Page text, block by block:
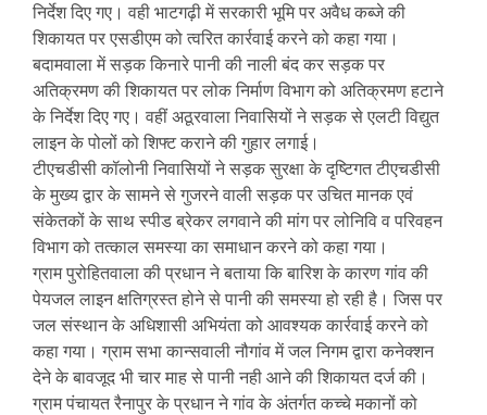
निर्देश दिए गए। वही भाटगढ़ी में सरकारी भूमि पर अवैध कब्जे की
शिकायत पर एसडीएम को त्वरित कार्रवाई करने को कहा गया।
बदामवाला में सड़क किनारे पानी की नाली बंद कर सड़क पर
अतिक्रमण की शिकायत पर लोक निर्माण विभाग को अतिक्रमण हटाने
के निर्देश दिए गए। वहीं अठूरवाला निवासियों ने सड़क से एलटी विद्युत
लाइन के पोलों को शिफ्ट कराने की गुहार लगाई।
टीएचडीसी कॉलोनी निवासियों ने सड़क सुरक्षा के दृष्टिगत टीएचडीसी
के मुख्य द्वार के सामने से गुजरने वाली सड़क पर उचित मानक एवं
संकेतकों के साथ स्पीड ब्रेकर लगवाने की मांग पर लोनिवि व परिवहन
विभाग को तत्काल समस्या का समाधान करने को कहा गया।
ग्राम पुरोहितवाला की प्रधान ने बताया कि बारिश के कारण गांव की
पेयजल लाइन क्षतिग्रस्त होने से पानी की समस्या हो रही है। जिस पर
जल संस्थान के अधिशासी अभियंता को आवश्यक कार्रवाई करने को
कहा गया। ग्राम सभा कान्सवाली नौगांव में जल निगम द्वारा कनेक्शन
देने के बावजूद भी चार माह से पानी नही आने की शिकायत दर्ज की।
ग्राम पंचायत रैनापुर के प्रधान ने गांव के अंतर्गत कच्चे मकानों को